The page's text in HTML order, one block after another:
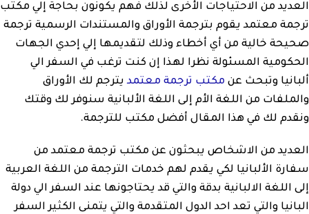
العديد من الاحتياجات الأخرى لذلك فهم يكونون بحاجة إلي مكتب
ترجمة معتمد يقوم بترجمة الأوراق والمستندات الرسمية ترجمة
صحيحة خالية من أي أخطاء وذلك لتقديمها إلي إحدي الجهات
الحكومية المسئولة نظرا لهذا إن كنت ترغب في السفر الي
ألبانيا وتبحث عن مكتب ترجمة معتمد يترجم لك الأوراق
والملفات من اللغة الأم إلى اللغة الألبانية سنوفر لك وقتك
ونقدم لك في هذا المقال أفضل مكتب للترجمة.
العديد من الاشخاص يبحثون عن مكتب ترجمة معتمد من
سفارة الألبانيا لكي يقدم لهم خدمات الترجمة من اللغة العربية
إلى اللغة الالبانية بدقة والتي قد يحتاجونها عند السفر الي دولة
البانيا والتي تعد احد الدول المتقدمة والتي يتمنى الكثير السفر